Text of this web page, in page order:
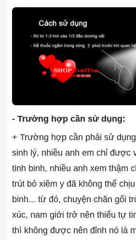
- Trường hợp cần sử dụng:
+ Trường hợp cần phải sử
sinh lý, nhiều anh em chỉ được
tinh binh, nhiều anh xem thậm
trút bỏ xiêm y đã không thể
binh... từ đó, chuyện chăn gối
xúc, nam giới trở nên thiếu tự
thì không được nên đỉnh nó là